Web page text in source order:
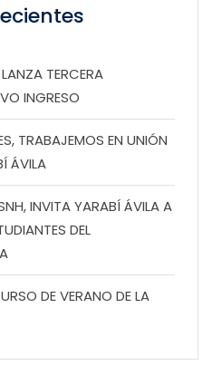
TERCERA
INGRESO
TRABAJEMOS EN UNIÓN
ÁVILA
INVITA YARABÍ ÁVILA A
DEL
DE VERANO DE LA